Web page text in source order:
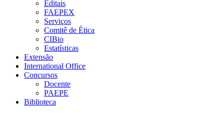
Editais
FAEPEX
Serviços
Comitê de Ética
CIBio
Estatísticas
Extensão
International Office
Concursos
Docente
PAEPE
Biblioteca